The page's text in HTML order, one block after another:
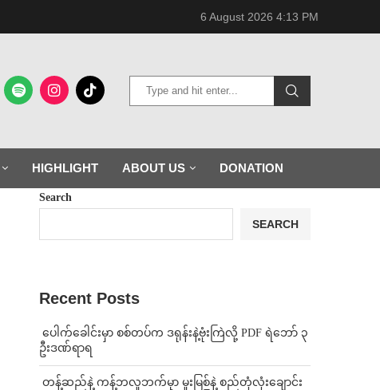
6 August 2026 4:13 PM
HIGHLIGHT ABOUT US DONATION
Search
SEARCH
Recent Posts
⁩ ⁨ပေါက်ခေါင်းမှာ စစ်တပ်က ဒရုန်းနဲ့ဗုံးကြဲလို့ PDF ရဲဘော် ၃
ဦးဒဏ်ရာရ
⁩ ⁨တန့်ဆည်နဲ့ ကန့်ဘလူဘက်မှာ မူးမြစ်နဲ့ စည်တုံလုံးချောင်း